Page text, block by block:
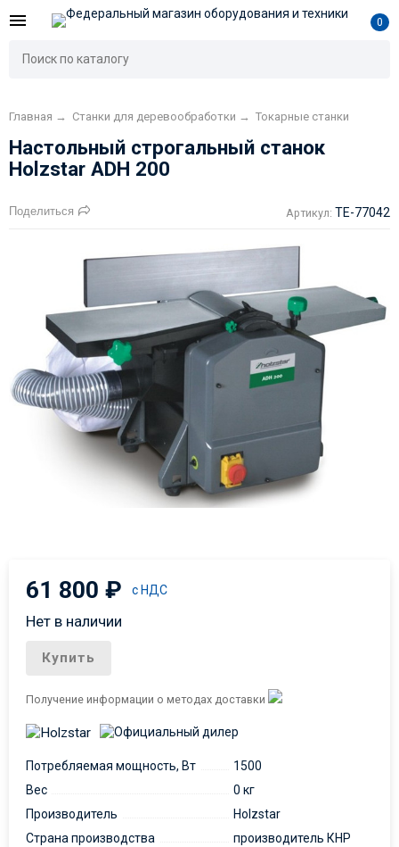
0
Главная → Станки для деревообработки → Токарные станки
Настольный строгальный станок
Holzstar ADH 200
Поделиться Артикул: TE-77042
61 800₽ с НДС
Нет в наличии
Купить
Получение информации о методах доставки
Потребляемая мощность, Вт
1500
Вес
0 кг
Производитель
Holzstar
Страна производства
производитель КНР